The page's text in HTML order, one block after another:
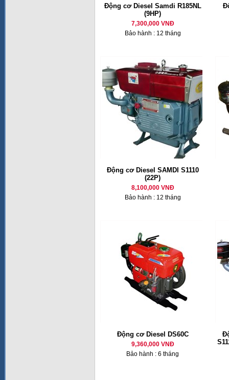
Động cơ Diesel Samdi R185NL
(9HP)
7,300,000 VNĐ
Bảo hành : 12 tháng
Động cơ Diesel SAMDI S1110
(22P)
8,100,000 VNĐ
Bảo hành : 12 tháng
Động cơ Diesel DS60C
9,360,000 VNĐ
Bảo hành : 6 tháng